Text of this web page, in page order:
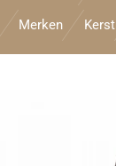
Merken Kerst